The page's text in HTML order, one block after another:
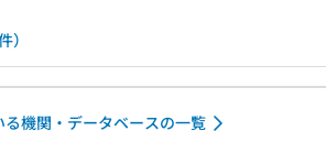
）
る機関・データベースの一覧